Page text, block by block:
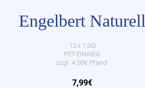
Engelbert Naturell
12 x 1,00l
PET-EINWEG
zzgl. 4,50€ Pfand
7,99€